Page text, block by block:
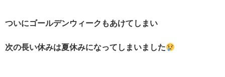
ついにゴールデンウィークもあけてしまい
次の長い休みは夏休みになってしまいました